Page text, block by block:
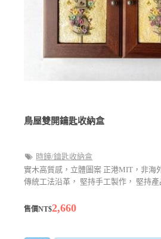
鳥屋雙開鑰匙收納盒
時鐘/鑰匙收納盒
實木高質感，立體圖案 正港MIT，非海
傳統工法沿革， 堅持手工製作， 堅持
售價NT$2,660